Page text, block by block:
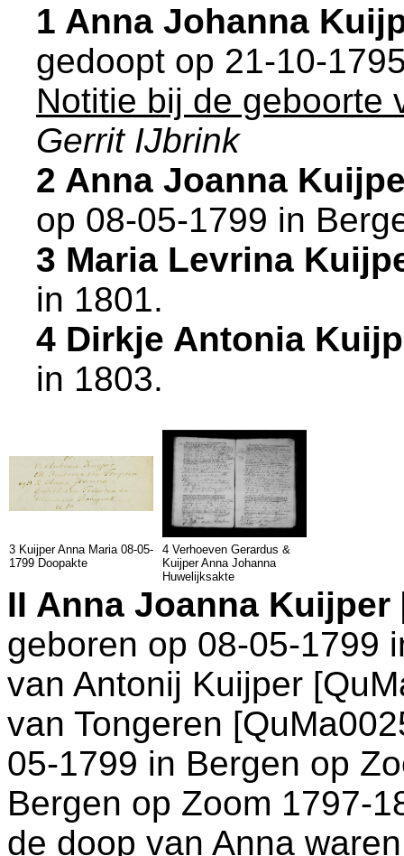
1 Anna Johanna
gedoopt op 21-10-
Notitie bij de geboorte
Gerrit IJbrink
2 Anna Joanna
op 08-05-1799 in
3 Maria Levrina
in 1801.
4 Dirkje Antonia
in 1803.
3 Kuijper Anna Maria 08-05-
1799 Doopakte
4 Verhoeven Gerardus &
Kuijper Anna Johanna
Huwelijksakte
II Anna Joanna Kuijper
geboren op 08-05-1799
van Antonij Kuijper
van Tongeren
05-1799 in Bergen op
Bergen op Zoom 1797-
de doop van Anna